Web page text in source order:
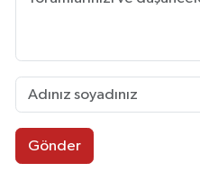
Gönder